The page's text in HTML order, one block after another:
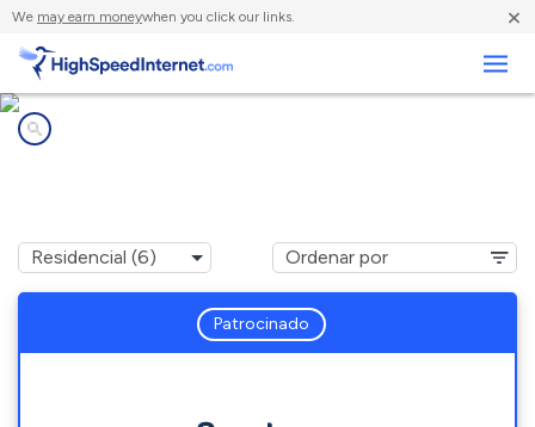
We may earn moneywhen you click our links. ×
Patrocinado